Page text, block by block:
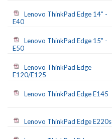
Lenovo ThinkPad Edge 14" -
E40
Lenovo ThinkPad Edge 15" -
E50
Lenovo ThinkPad Edge
E120/E125
Lenovo ThinkPad Edge E145
Lenovo ThinkPad Edge E220s